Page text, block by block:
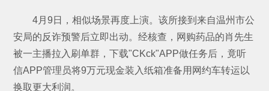
4月9日，相似场景再度上演。该所接到来自温州市公
安局的反诈预警后立即出动。经核查，网购药品的肖先生
被一主播拉入刷单群，下载"CKck"APP做任务后，竟听
信APP管理员将9万元现金装入纸箱准备用网约车转运以
换取更大利润。